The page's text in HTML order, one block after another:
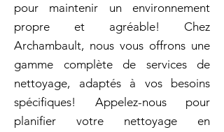
pour maintenir un environnement
propre et agréable! Chez
Archambault, nous vous offrons une
gamme complète de services de
nettoyage, adaptés à vos besoins
spécifiques! Appelez-nous pour
planifier votre nettoyage en